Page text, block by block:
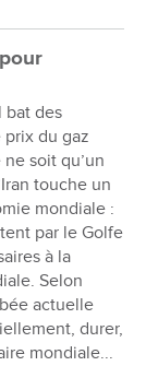
bat des
prix du gaz
soit qu’un
touche un
mondiale :
par le Golfe
à la
Selon
actuelle
durer,
mondiale...